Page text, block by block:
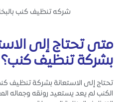
شركه تنظيف كنب
متى تحتاج إلى
بشركة تنظيف كنب؟
تحتاج إلى الاستعانة بشركة تنظيف
الكنب لم يعد يستعيد رونقه وجماله